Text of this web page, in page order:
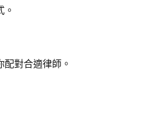
。
對合適律師。